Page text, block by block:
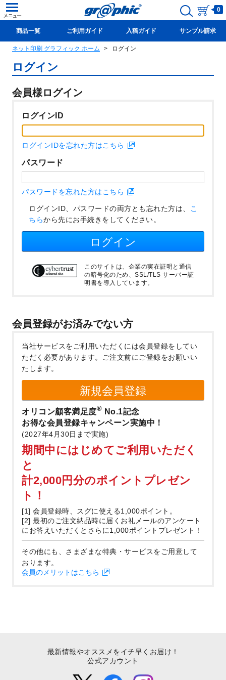
0
商品一覧 ご利用ガイド 入稿ガイド サンプル請求
新規会員登録(無料)
ネット印刷 グラフィック ホーム ログイン
ログイン
会員様ログイン
ログインID
ログインIDを忘れた方はこちら
パスワード
パスワードを忘れた方はこちら
ログインID、パスワードの両方とも忘れた方は、 こ
ちらから先にお手続きをしてください。
ログイン
このサイトは、企業の実在証明と通信
の暗号化のため、SSL/TLS サーバー証
明書を導入しています。
会員登録がお済みでない方
当社サービスをご利用いただくには会員登録をしてい
ただく必要があります。
ご注文前にご登録をお願いい
たします。
新規会員登録
オリコン顧客満足度® No.1記念
お得な会員登録キャンペーン実施中！
(2027年4月30日まで実施)
期間中にはじめてご利用いただく
と
計2,000円分のポイントプレゼン
ト！
[1] 会員登録時、スグに使える1,000ポイント。
[2] 最初のご注文納品時に届くお礼メールのアンケート
にお答えいただくとさらに1,000ポイントプレゼント！
その他にも、さまざまな特典・サービスをご用意して
おります。
会員のメリットはこちら
最新情報やオススメをイチ早くお届け！
公式アカウント